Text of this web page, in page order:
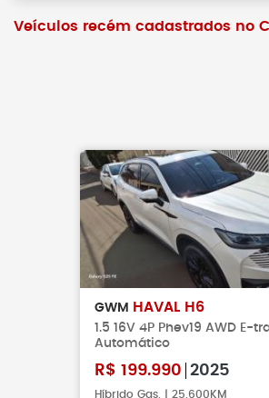
Veículos recém cadastrados no
GWM HAVAL H6
1.5 16V 4P Phev19 AWD E-
Automático
R$ 199.990 2025
Híbrido Gas. | 25.600KM